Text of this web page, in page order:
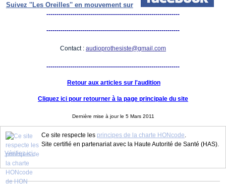
Suivez ''Les Oreilles'' en mouvement sur
------------------------------------------------------------------
------------------------------------------------------------------
Contact : audioprothesiste@gmail.com
------------------------------------------------------------------
Retour aux articles sur l'audition
Cliquez ici pour retourner à la page principale du site
Dernière mise à jour le 5 Mars 2011
Ce site respecte les principes de la charte HONcode.
Site certifié en partenariat avec la Haute Autorité de Santé (HAS).
Vérifiez ici.